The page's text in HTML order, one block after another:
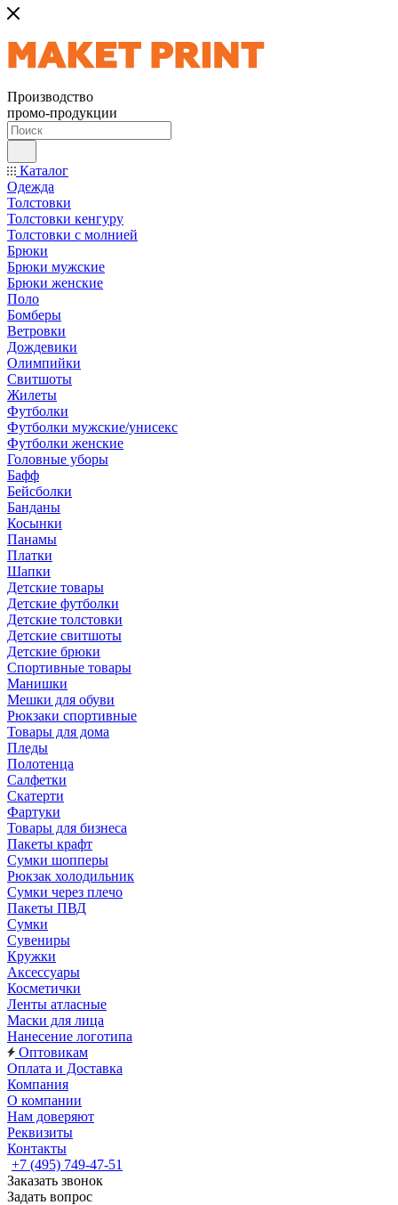
Производство
промо-продукции
Каталог
Одежда
Толстовки
Толстовки кенгуру
Толстовки с молнией
Брюки
Брюки мужские
Брюки женские
Поло
Бомберы
Ветровки
Дождевики
Олимпийки
Свитшоты
Жилеты
Футболки
Футболки мужские/унисекс
Футболки женские
Головные уборы
Бафф
Бейсболки
Банданы
Косынки
Панамы
Платки
Шапки
Детские товары
Детские футболки
Детские толстовки
Детские свитшоты
Детские брюки
Спортивные товары
Манишки
Мешки для обуви
Рюкзаки спортивные
Товары для дома
Пледы
Полотенца
Салфетки
Скатерти
Фартуки
Товары для бизнеса
Пакеты крафт
Сумки шопперы
Рюкзак холодильник
Сумки через плечо
Пакеты ПВД
Сумки
Сувениры
Кружки
Аксессуары
Косметички
Ленты атласные
Маски для лица
Нанесение логотипа
Оптовикам
Оплата и Доставка
Компания
О компании
Нам доверяют
Реквизиты
Контакты
+7 (495) 749-47-51
Заказать звонок
Задать вопрос